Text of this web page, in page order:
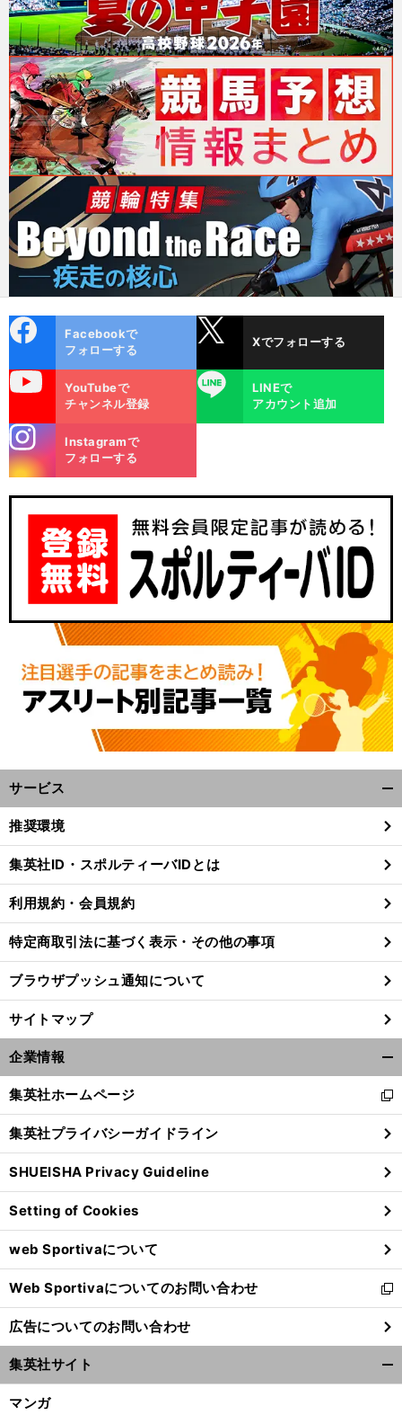
ok
Facebookで
フォローする
Xでフォローする
YouTubeで
チャンネル登録
LINE
LINEで
アカウント追加
m
Instagramで
フォローする
サービス
閉
る
推奨環境
集英社ID・スポルティーバIDとは
利用規約・会員規約
特定商取引法に基づく表示・その他の事項
ブラウザプッシュ通知について
サイトマップ
企業情報
閉
る
集英社ホームページ
新
し
い
ウ
ィ
ン
ド
ウ
で
開
く
集英社プライバシーガイドライン
SHUEISHA Privacy Guideline
Setting of Cookies
web Sportivaについて
Web Sportivaについてのお問い合わせ
新
し
い
ウ
ィ
ン
広告についてのお問い合わせ
集英社サイト
マンガ